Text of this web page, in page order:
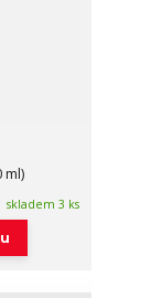
ml)
skladem 3 ks